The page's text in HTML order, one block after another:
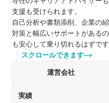
支援も受けられます。
自己分析や書類添削、企業の
対策と幅広いサポートがある
も安心して乗り切れるはずです
スクロールできます
運営会社
実績